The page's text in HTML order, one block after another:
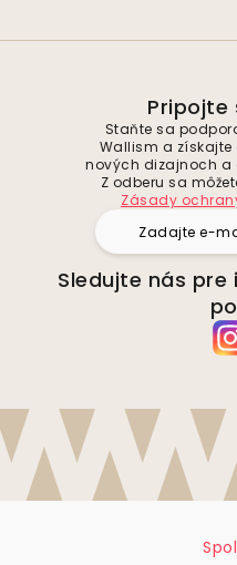
Pripojte
Staňte sa
Wallism a
nových dizajnoch a
Z odberu sa
Zásady
Sledujte nás